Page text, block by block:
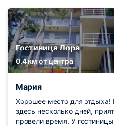
Гостиница Лора
0.4 км от центра
Мария
Хорошее место для отдыха!
здесь несколько дней,
провели время. У гостиницы